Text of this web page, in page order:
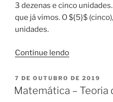
3 dezenas e cinco
que já vimos. O ${5}$
unidades.
Continue lendo“Matemática
Aritmética
Quatro
PUBLICADO
EM
7 DE OUTUBRO DE 2019
Matemática – Teoria